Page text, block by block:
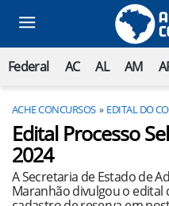
Federal AC AL AM
ACHE CONCURSOS EDITAL DO
Edital Processo
2024
A Secretaria de Estado de
Maranhão divulgou o edital